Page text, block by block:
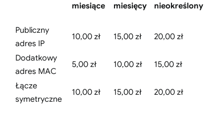
miesiące
miesięcy
nieokreślony
Publiczny
adres IP
10,00 zł 15,00 zł 20,00 zł
Dodatkowy
adres MAC
5,00 zł 10,00 zł 15,00 zł
Łącze
symetryczne
10,00 zł 15,00 zł 20,00 zł